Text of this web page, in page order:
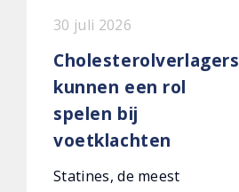
30 juli 2026
Cholesterolverlagers
kunnen een rol
spelen bij
voetklachten
Statines, de meest